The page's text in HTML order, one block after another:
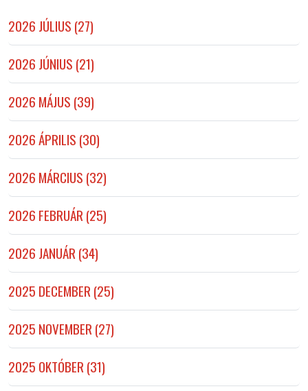
2026 JÚLIUS (27)
2026 JÚNIUS (21)
2026 MÁJUS (39)
2026 ÁPRILIS (30)
2026 MÁRCIUS (32)
2026 FEBRUÁR (25)
2026 JANUÁR (34)
2025 DECEMBER (25)
2025 NOVEMBER (27)
2025 OKTÓBER (31)